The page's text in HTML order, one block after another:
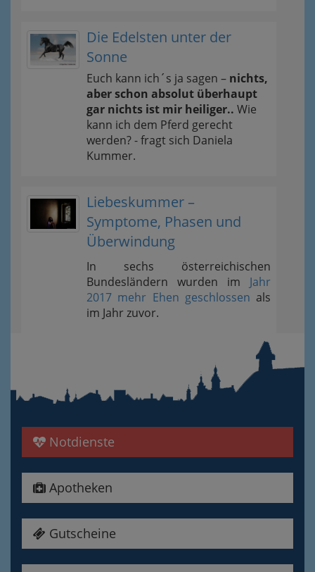
Die Edelsten unter der
Sonne
Euch kann ich´s ja sagen – nichts,
aber schon absolut überhaupt
gar nichts ist mir heiliger.. Wie
kann ich dem Pferd gerecht
werden? - fragt sich Daniela
Kummer.
Liebeskummer –
Symptome, Phasen und
Überwindung
In sechs österreichischen
Bundesländern wurden im Jahr
2017 mehr Ehen geschlossen als
im Jahr zuvor.
Notdienste
Apotheken
Gutscheine